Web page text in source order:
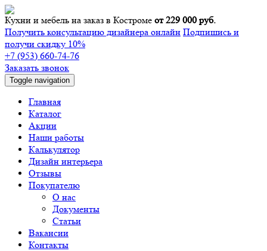
Кухни и мебель на заказ в Костроме от 229 000 руб.
Получить консультацию дизайнера онлайн Подпишись и
получи скидку 10%
+7 (953) 660-74-76
Заказать звонок
Toggle navigation
Главная
Каталог
Акции
Наши работы
Калькулятор
Дизайн интерьера
Отзывы
Покупателю
О нас
Документы
Статьи
Вакансии
Контакты